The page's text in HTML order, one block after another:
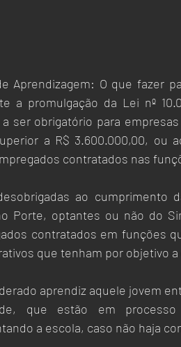
Aprendizagem: O que fazer
a promulgação da Lei nº
a ser obrigatório para
a R$ 3.600.000,00, ou
contratados nas
ao cumprimento
Porte, optantes ou não do
contratados em funções
que tenham por objetivo
aprendiz aquele jovem
que estão em processo
a escola, caso não haja